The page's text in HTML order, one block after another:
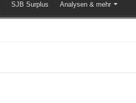
SJB Surplus Analysen & mehr